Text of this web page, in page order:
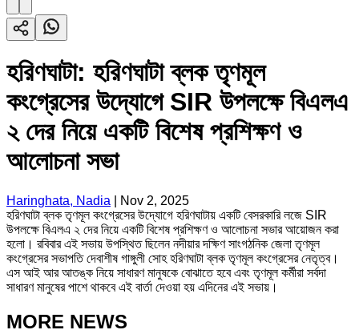
হরিণঘাটা: হরিণঘাটা ব্লক তৃণমূল
কংগ্রেসের উদ্যোগে SIR উপলক্ষে বিএলএ
২ দের নিয়ে একটি বিশেষ প্রশিক্ষণ ও
আলোচনা সভা
Haringhata, Nadia
Nov 2, 2025
হরিণঘাটা ব্লক তৃণমূল কংগ্রেসের উদ্যোগে হরিণঘাটায় একটি বেসরকারি লজে SIR
উপলক্ষে বিএলএ ২ দের নিয়ে একটি বিশেষ প্রশিক্ষণ ও আলোচনা সভার আয়োজন করা
হলো। রবিবার এই সভায় উপস্থিত ছিলেন নদীয়ার দক্ষিণ সাংগঠনিক জেলা তৃণমূল
কংগ্রেসের সভাপতি দেবাশীষ গাঙ্গুলী সোহ হরিণঘাটা ব্লক তৃণমূল কংগ্রেসের নেতৃত্ব।
এস আই আর আতঙ্ক নিয়ে সাধারণ মানুষকে বোঝাতে হবে এবং তৃণমূল কর্মীরা সর্বদা
সাধারণ মানুষের পাশে থাকবে এই বার্তা দেওয়া হয় এদিনের এই সভায়।
MORE NEWS